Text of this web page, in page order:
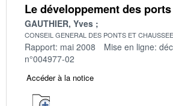
Le développement des
GAUTHIER, Yves
CONSEIL GENERAL DES PONTS ET
Rapport: mai 2008 Mise en ligne:
n°004977-02
Accéder à la notice